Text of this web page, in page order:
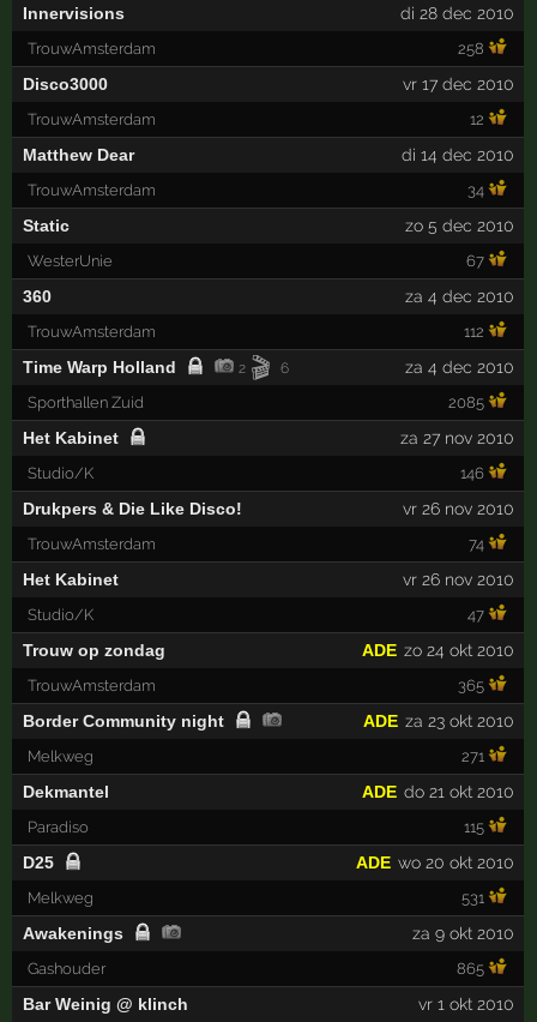
Innervisions di 28 dec 2010
TrouwAmsterdam 258
Disco3000 vr 17 dec 2010
TrouwAmsterdam 12
Matthew Dear di 14 dec 2010
TrouwAmsterdam 34
Static zo 5 dec 2010
WesterUnie 67
360 za 4 dec 2010
TrouwAmsterdam 112
Time Warp Holland 2 🎬 6 za 4 dec 2010
Sporthallen Zuid 2085
Het Kabinet za 27 nov 2010
Studio/K 146
Drukpers & Die Like Disco! vr 26 nov 2010
TrouwAmsterdam 74
Het Kabinet vr 26 nov 2010
Studio/K 47
Trouw op zondag zo 24 okt 2010
ADE
TrouwAmsterdam 365
Border Community night za 23 okt 2010
ADE
Melkweg 271
Dekmantel do 21 okt 2010
ADE
Paradiso 115
D25 wo 20 okt 2010
ADE
Melkweg 531
Awakenings za 9 okt 2010
Gashouder 865
Bar Weinig @ klinch vr 1 okt 2010